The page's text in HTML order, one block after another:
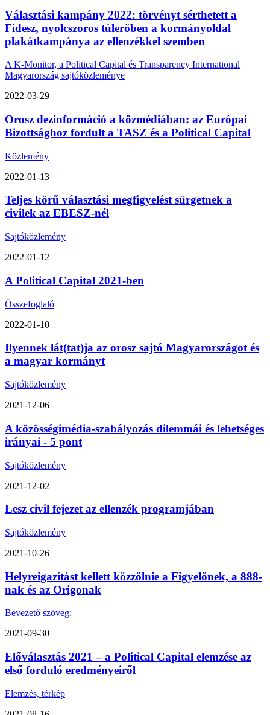
Választási kampány 2022: törvényt sérthetett a
Fidesz, nyolcszoros túlerőben a kormányoldal
plakátkampánya az ellenzékkel szemben
A K-Monitor, a Political Capital és Transparency International
Magyarország sajtóközleménye
2022-03-29
Orosz dezinformáció a közmédiában: az Európai
Bizottsághoz fordult a TASZ és a Political Capital
Közlemény
2022-01-13
Teljes körű választási megfigyelést sürgetnek a
civilek az EBESZ-nél
Sajtóközlemény
2022-01-12
A Political Capital 2021-ben
Összefoglaló
2022-01-10
Ilyennek lát(tat)ja az orosz sajtó Magyarországot és
a magyar kormányt
Sajtóközlemény
2021-12-06
A közösségimédia-szabályozás dilemmái és lehetséges
irányai - 5 pont
Sajtóközlemény
2021-12-02
Lesz civil fejezet az ellenzék programjában
Sajtóközlemény
2021-10-26
Helyreigazítást kellett közzölnie a Figyelőnek, a 888-
nak és az Origonak
Bevezető szöveg:
2021-09-30
Előválasztás 2021 – a Political Capital elemzése az
első forduló eredményeiről
Elemzés, térkép